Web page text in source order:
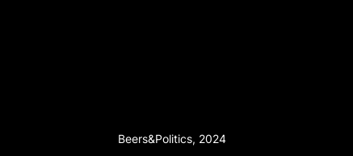
Beers&Politics, 2024